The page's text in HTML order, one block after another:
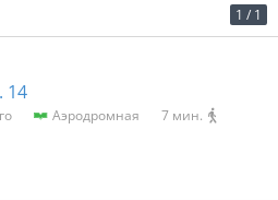
1 / 1
14
Аэродромная
7 мин.